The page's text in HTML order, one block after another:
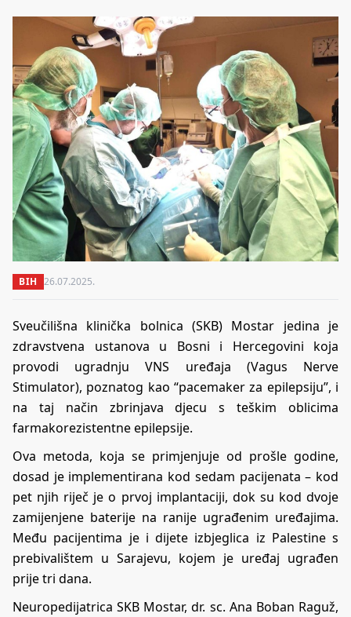
BIH 26.07.2025.
Sveučilišna klinička bolnica (SKB) Mostar jedina je
zdravstvena ustanova u Bosni i Hercegovini koja
provodi ugradnju VNS uređaja (Vagus Nerve
Stimulator), poznatog kao “pacemaker za epilepsiju”, i
na taj način zbrinjava djecu s teškim oblicima
farmakorezistentne epilepsije.
Ova metoda, koja se primjenjuje od prošle godine,
dosad je implementirana kod sedam pacijenata – kod
pet njih riječ je o prvoj implantaciji, dok su kod dvoje
zamijenjene baterije na ranije ugrađenim uređajima.
Među pacijentima je i dijete izbjeglica iz Palestine s
prebivalištem u Sarajevu, kojem je uređaj ugrađen
prije tri dana.
Neuropedijatrica SKB Mostar, dr. sc. Ana Boban Raguž,